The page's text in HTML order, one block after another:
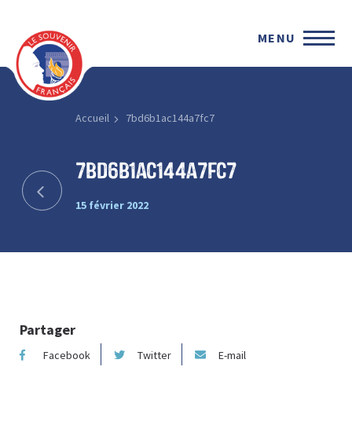
MENU
Accueil 7bd6b1ac144a7fc7
7bd6b1ac144a7fc7
15 février 2022
Partager
Facebook Twitter E-mail